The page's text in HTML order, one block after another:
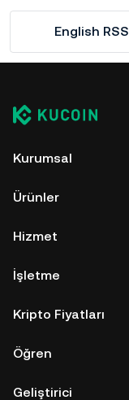
English RSS
Kurumsal
Ürünler
Hizmet
İşletme
Kripto Fiyatları
Öğren
Geliştirici